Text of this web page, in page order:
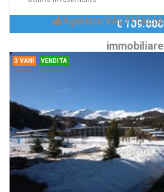
Agenzia:VALTITALIA
immobiliare
€ 109.000
3 VANI VENDITA